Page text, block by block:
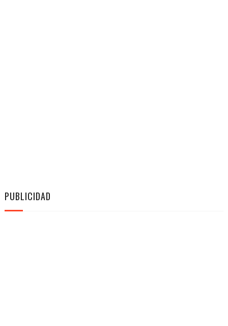
PUBLICIDAD